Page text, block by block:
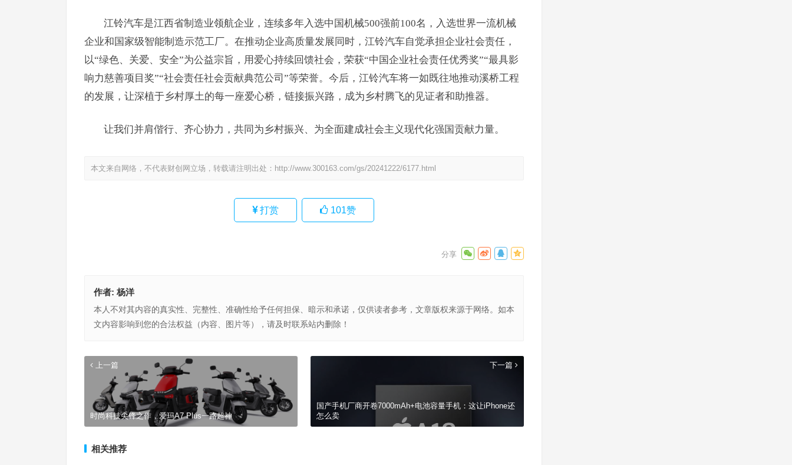
江铃汽车是江西省制造业领航企业，连续多年入选中国机械500强前100名，入选世界一流机械
企业和国家级智能制造示范工厂。在推动企业高质量发展同时，江铃汽车自觉承担企业社会责任，
以“绿色、关爱、安全”为公益宗旨，用爱心持续回馈社会，荣获“中国企业社会责任优秀奖”“最具影
响力慈善项目奖”“社会责任社会贡献典范公司”等荣誉。今后，江铃汽车将一如既往地推动溪桥工程
的发展，让深植于乡村厚土的每一座爱心桥，链接振兴路，成为乡村腾飞的见证者和助推器。
让我们并肩偕行、 齐心协力，共同为乡村振兴、为全面建成社会主义现代化强国贡献力量。
本文来自网络，不代表财创网立场，转载请注明出处： http://www.300163.com/gs/20241222/6177.html
打赏 101赞
作者: 杨洋
本人不对其内容的真实性、完整性、准确性给予任何担保、暗示和承诺，仅供读者参考，文章版权来源于网络。如本
文内容影响到您的合法权益（内容、图片等），请及时联系站内删除！
上一篇
时尚科技尖锋之作，爱玛A7 Plus一路超神
下一篇
国产手机厂商开卷7000mAh+电池容量手机：这让iPhone还
怎么卖
相关推荐